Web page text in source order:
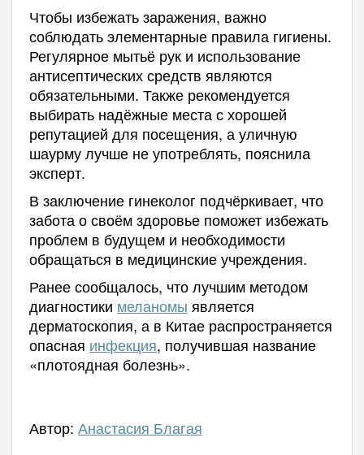
Чтобы избежать заражения, важно
соблюдать элементарные правила гигиены.
Регулярное мытьё рук и использование
антисептических средств являются
обязательными. Также рекомендуется
выбирать надёжные места с хорошей
репутацией для посещения, а уличную
шаурму лучше не употреблять, пояснила
эксперт.
В заключение гинеколог подчёркивает, что
забота о своём здоровье поможет избежать
проблем в будущем и необходимости
обращаться в медицинские учреждения.
Ранее сообщалось, что лучшим методом
диагностики меланомы является
дерматоскопия, а в Китае распространяется
опасная инфекция, получившая название
«плотоядная болезнь».
Автор: Анастасия Благая